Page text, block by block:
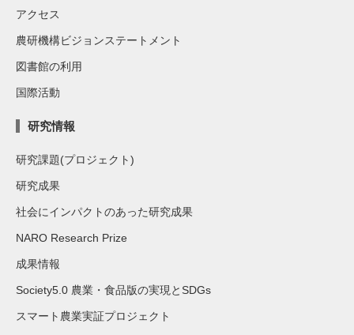
アクセス
農研機構ビジョンステートメント
図書館の利用
国際活動
研究情報
研究課題(プロジェクト)
研究成果
社会にインパクトのあった研究成果
NARO Research Prize
成果情報
Society5.0 農業・食品版の実現とSDGs
スマート農業実証プロジェクト